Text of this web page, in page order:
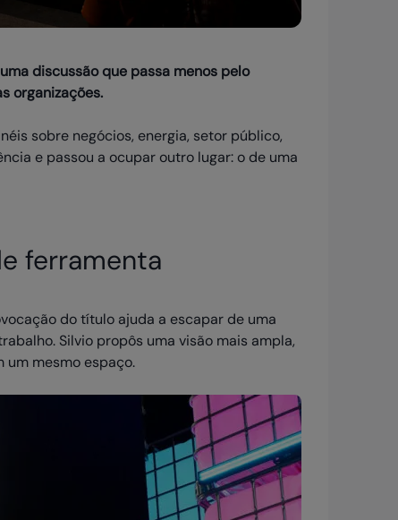
discussão que passa menos pelo
organizações.
sobre negócios, energia, setor público,
e passou a ocupar outro lugar: o de uma
ferramenta
do título ajuda a escapar de uma
Silvio propôs uma visão mais ampla,
um mesmo espaço.